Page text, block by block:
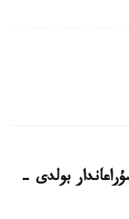
سۇراعاندار بولدى -